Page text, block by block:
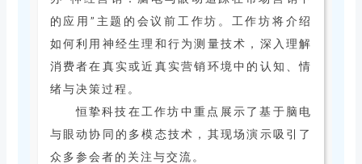
的应用”主题的会议前工作坊。工作坊将介绍
如何利用神经生理和行为测量技术，深入理解
消费者在真实或近真实营销环境中的认知、情
绪与决策过程。
恒挚科技在工作坊中重点展示了基于脑电
与眼动协同的多模态技术，其现场演示吸引了
众多参会者的关注与交流。